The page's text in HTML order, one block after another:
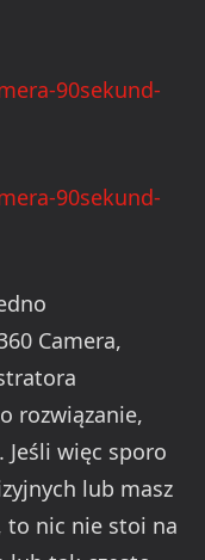
Camera,
rozwiązanie,
więc sporo
lub masz
to nic nie stoi na